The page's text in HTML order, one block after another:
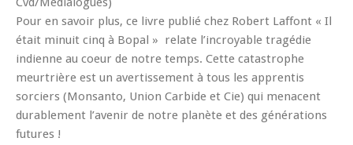
Pour en savoir plus, ce livre publié chez Robert Laffont « Il
était minuit cinq à Bopal » relate l’incroyable tragédie
indienne au coeur de notre temps. Cette catastrophe
meurtrière est un avertissement à tous les apprentis
sorciers (Monsanto, Union Carbide et Cie) qui menacent
durablement l’avenir de notre planète et des générations
futures !